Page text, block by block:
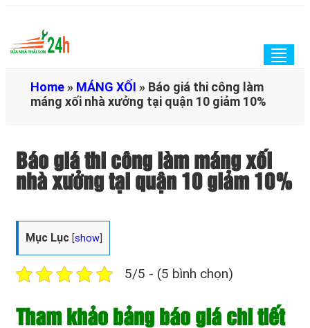
Home » MÁNG XỐI » Báo giá thi công làm
máng xối nhà xưởng tại quận 10 giảm 10%
Báo giá thi công làm máng xối
nhà xưởng tại quận 10 giảm 10%
Mục Lục [show
5/5 - (5 bình chọn)
Tham khảo bảng báo giá chi tiết